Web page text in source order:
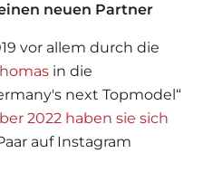
neuen Partner
vor allem durch die
in die
next Topmodel“
2022 haben sie sich
auf Instagram